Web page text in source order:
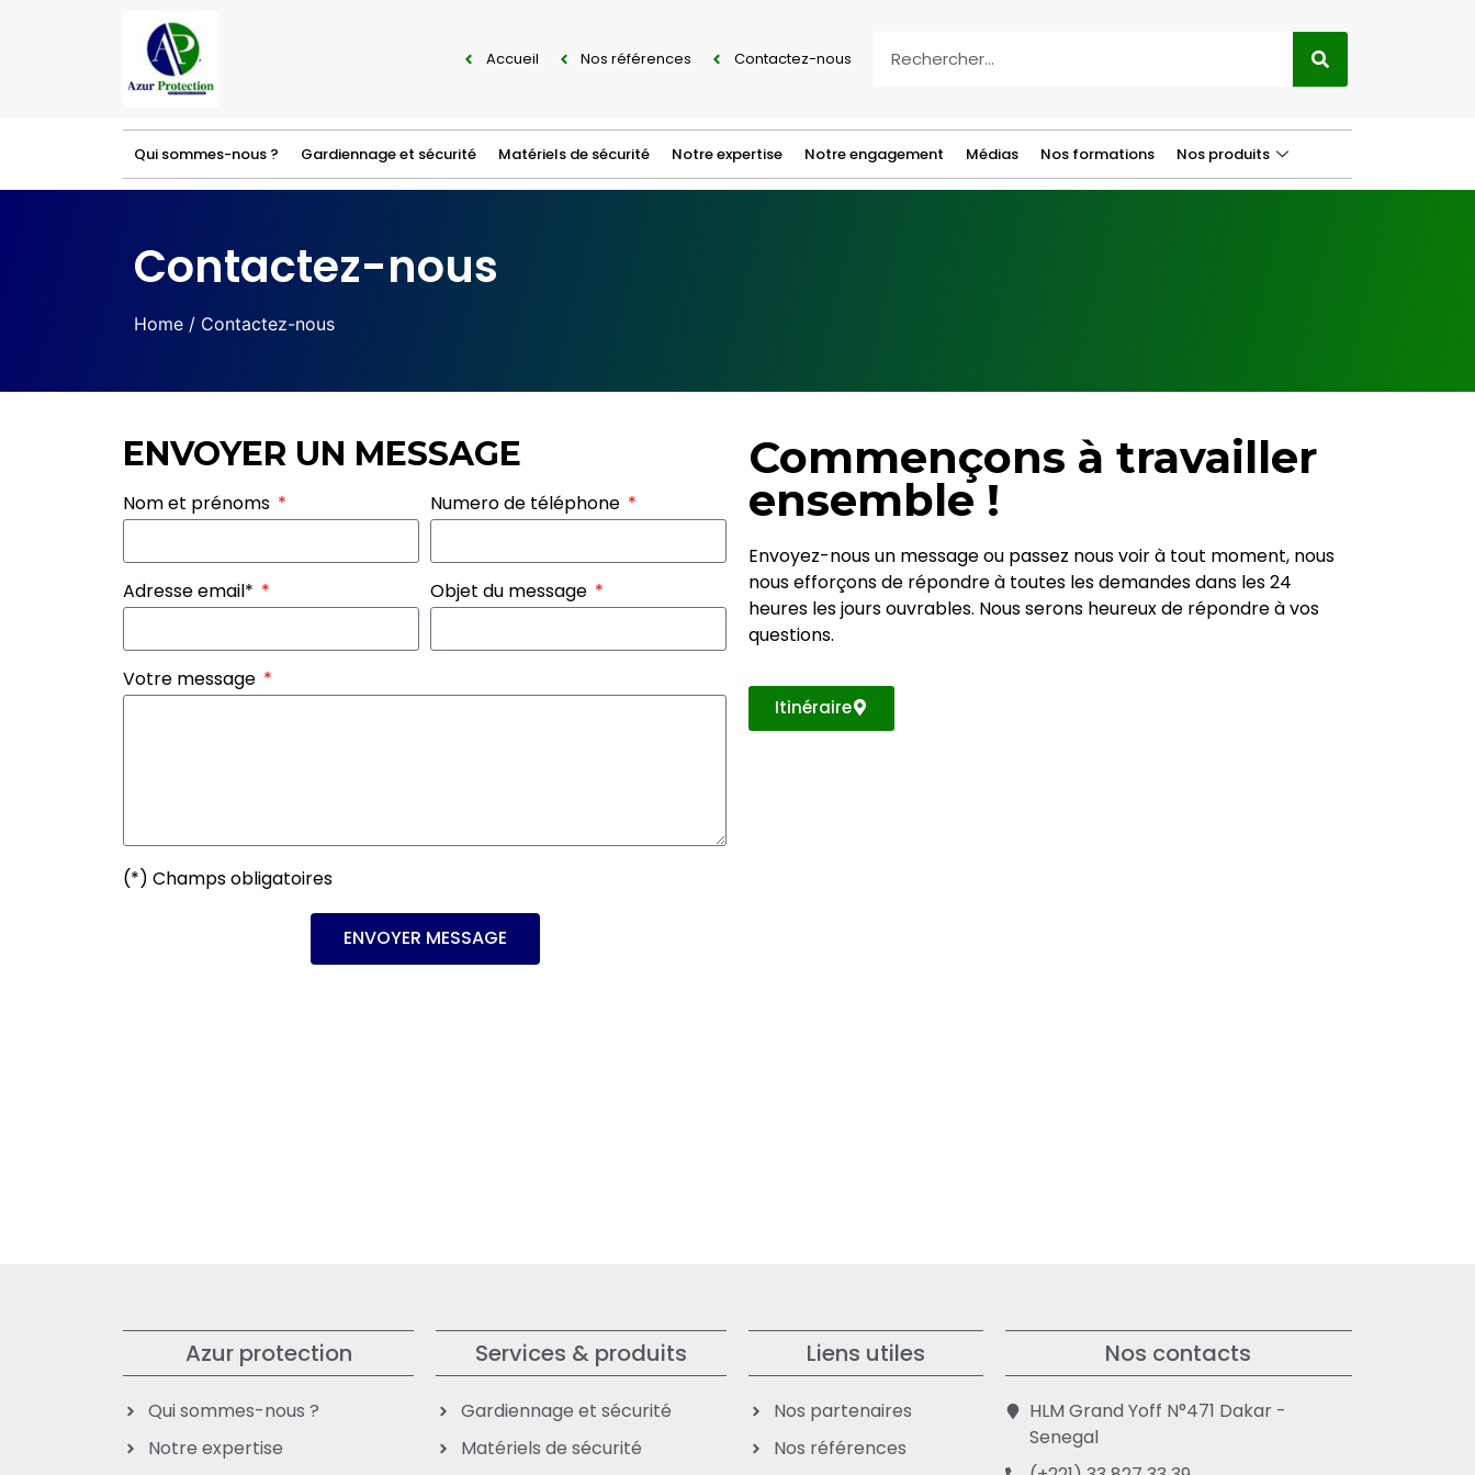
Accueil Nos références Contactez-nous
Qui sommes-nous ? Gardiennage et sécurité Matériels de sécurité Notre expertise Notre engagement Médias Nos formations Nos produits
Contactez-nous
Home / Contactez-nous
ENVOYER UN MESSAGE
Nom et prénoms Numero de téléphone
Adresse email* Objet du message
Votre message
(*) Champs obligatoires
ENVOYER MESSAGE
Commençons à travailler
ensemble !
Envoyez-nous un message ou passez nous voir à tout moment, nous
nous efforçons de répondre à toutes les demandes dans les 24
heures les jours ouvrables. Nous serons heureux de répondre à vos
questions.
Itinéraire
Azur protection
Qui sommes-nous ?
Notre expertise
Services & produits
Gardiennage et sécurité
Matériels de sécurité
Liens utiles
Nos partenaires
Nos références
Nos contacts
HLM Grand Yoff N°471 Dakar -
Senegal